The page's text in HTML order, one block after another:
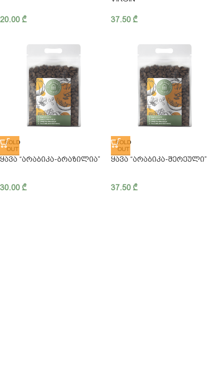
20.00 ₾ 37.50 ₾
SOLD
OUT
ᲧᲐᲕᲐ “ᲐᲠᲐᲑᲘᲙᲐ-ᲑᲠᲐᲖᲘᲚᲘᲐ”
30.00 ₾
SOLD
OUT
ᲧᲐᲕᲐ “ᲐᲠᲐᲑᲘᲙᲐ-ᲨᲔᲠᲔᲣᲚᲘ”
37.50 ₾